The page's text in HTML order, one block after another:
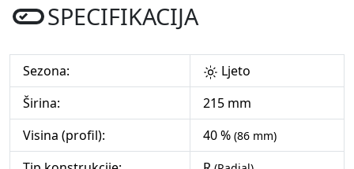
SPECIFIKACIJA
Sezona:
Ljeto
Širina:
215 mm
Visina (profil):
40 % (86 mm)